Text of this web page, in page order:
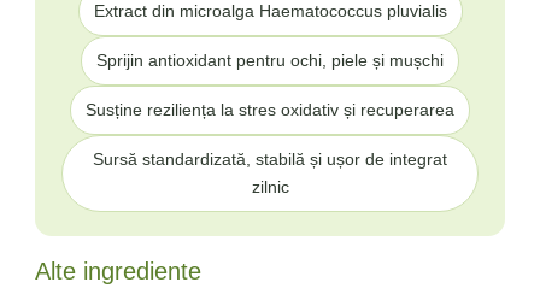
Extract din microalga Haematococcus pluvialis
Sprijin antioxidant pentru ochi, piele și mușchi
Susține reziliența la stres oxidativ și recuperarea
Sursă standardizată, stabilă și ușor de integrat
zilnic
Alte ingrediente